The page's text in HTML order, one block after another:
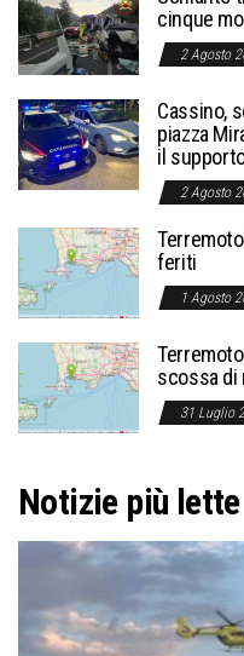
cinque
2 Agosto
Cassino,
piazza
il
2 Agosto
feriti
1 Agosto
scossa di
31 Luglio
Notizie più lette